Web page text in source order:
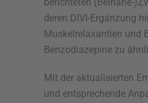
deren DIVI-Ergänzung
Muskelrelaxantien und
Benzodiazepine zu
Mit der aktualisierten
und entsprechende